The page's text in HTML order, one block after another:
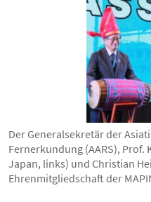
Der Generalsekretär der
Fernerkundung (AARS), Prof.
Japan, links) und Christian
Ehrenmitgliedschaft der